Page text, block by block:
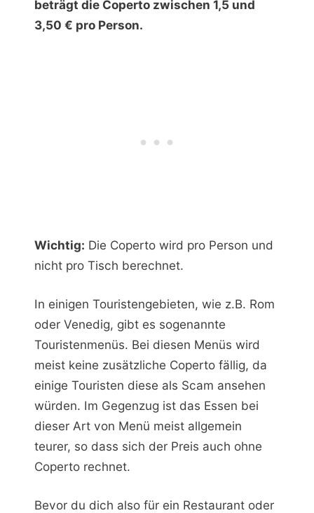
beträgt die Coperto zwischen 1,5 und
3,50 € pro Person.
Wichtig: Die Coperto wird pro Person und
nicht pro Tisch berechnet.
In einigen Touristengebieten, wie z.B. Rom
oder Venedig, gibt es sogenannte
Touristenmenüs. Bei diesen Menüs wird
meist keine zusätzliche Coperto fällig, da
einige Touristen diese als Scam ansehen
würden. Im Gegenzug ist das Essen bei
dieser Art von Menü meist allgemein
teurer, so dass sich der Preis auch ohne
Coperto rechnet.
Bevor du dich also für ein Restaurant oder